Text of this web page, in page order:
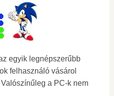
egyik legnépszerűbb
felhasználó vásárol
a PC-k nem